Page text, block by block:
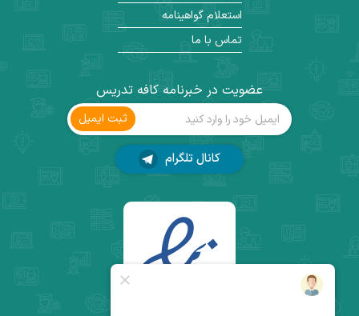
عضویت در خبرنامه کافه تدریس
ثبت ‌ایمیل
کانال تلگرام
استعلام گواهینامه
تماس با ما